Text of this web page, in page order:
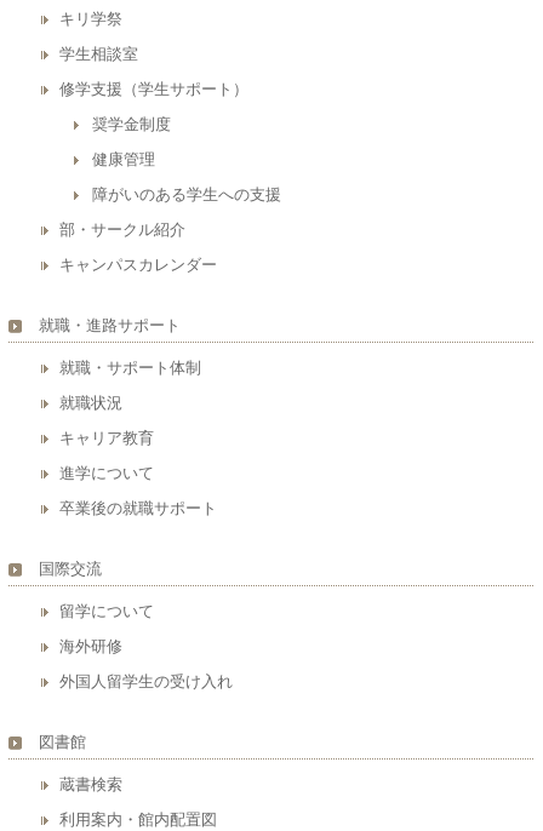
キリ学祭
学生相談室
修学支援（学生サポート）
奨学金制度
健康管理
障がいのある学生への支援
部・サークル紹介
キャンパスカレンダー
就職・進路サポート
就職・サポート体制
就職状況
キャリア教育
進学について
卒業後の就職サポート
国際交流
留学について
海外研修
外国人留学生の受け入れ
図書館
蔵書検索
利用案内・館内配置図